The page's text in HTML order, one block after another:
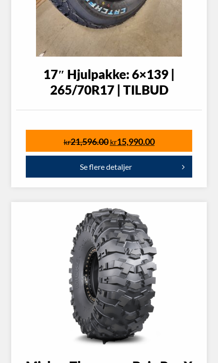
17″ Hjulpakke: 6×139 |
265/70R17 | TILBUD
kr21,596.00 kr15,990.00
Se flere detaljer